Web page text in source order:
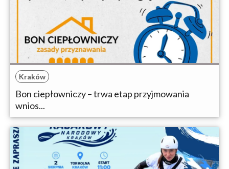
Kraków
Bon ciepłowniczy – trwa etap przyjmowania
wnios...